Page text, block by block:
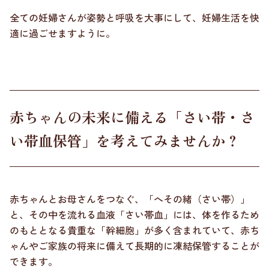
全ての妊婦さんが姿勢と呼吸を大事にして、妊婦生活を快
適に過ごせますように。
赤ちゃんの未来に備える「さい帯・さ
い帯血保管」を考えてみませんか？
赤ちゃんとお母さんをつなぐ、「へその緒（さい帯）」
と、その中を流れる血液「さい帯血」には、体を作るため
のもととなる貴重な「幹細胞」が多く含まれていて、赤ち
ゃんやご家族の将来に備えて長期的に凍結保管することが
できます。